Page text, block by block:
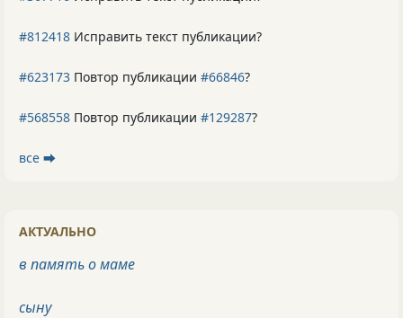
#812418 Исправить текст публикации?
#623173 Повтор публикации #66846?
#568558 Повтор публикации #129287?
все ⮕
АКТУАЛЬНО
в память о маме
сыну